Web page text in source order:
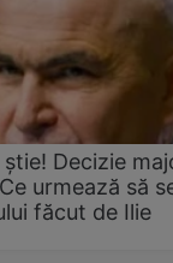
Decizie
urmează să
făcut de Ilie